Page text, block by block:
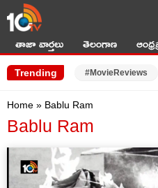
తాజా వార్తలు తెలంగాణ
Trending #MovieReviews
Home » Bablu Ram
Bablu Ram